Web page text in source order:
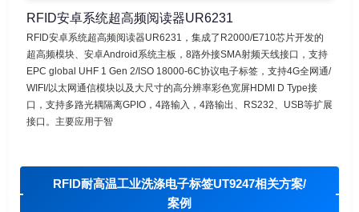
RFID安卓系统超高频阅读器UR6231
RFID安卓系统超高频阅读器UR6231，集成了R2000/E710芯片开发的
超高频模块、安卓Android系统主板，8路外接SMA射频天线接口，支持
EPC global UHF 1 Gen 2/ISO 18000-6C协议电子标签，支持4G全网通/
WIFI/以太网通信模块以及大尺寸的高分辨率彩色宽屏HDMI D Type接
口，支持多路光耦隔离GPIO，4路输入，4路输出、RS232、USB等扩展
接口。主要应用于智
RFID耐高温工业洗涤电子标签UT9247相关方案/
案例